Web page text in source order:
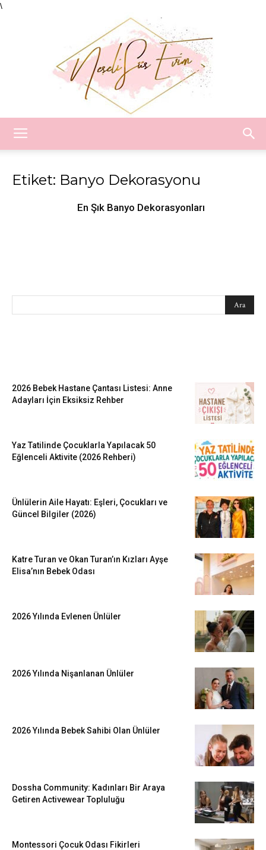
\
Etiket: Banyo Dekorasyonu
En Şık Banyo Dekorasyonları
2026 Bebek Hastane Çantası Listesi: Anne
Adayları İçin Eksiksiz Rehber
Yaz Tatilinde Çocuklarla Yapılacak 50
Eğlenceli Aktivite (2026 Rehberi)
Ünlülerin Aile Hayatı: Eşleri, Çocukları ve
Güncel Bilgiler (2026)
Katre Turan ve Okan Turan’ın Kızları Ayşe
Elisa’nın Bebek Odası
2026 Yılında Evlenen Ünlüler
2026 Yılında Nişanlanan Ünlüler
2026 Yılında Bebek Sahibi Olan Ünlüler
Dossha Community: Kadınları Bir Araya
Getiren Activewear Topluluğu
Montessori Çocuk Odası Fikirleri